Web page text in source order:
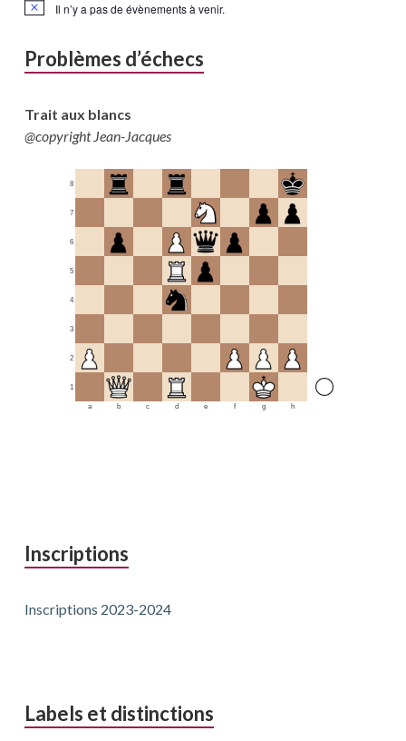
Il n’y a pas de évènements à venir.
Problèmes d’échecs
Trait aux blancs
@copyright Jean-Jacques
1
2
3
4
5
6
7
8
a b c d e f g h
Inscriptions
Inscriptions 2023-2024
Labels et distinctions